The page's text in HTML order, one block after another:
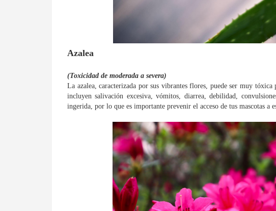
Azalea
(Toxicidad de moderada a severa)
La azalea, caracterizada por sus vibrantes flores, puede ser muy
incluyen salivación excesiva, vómitos, diarrea, debilidad,
ingerida, por lo que es importante prevenir el acceso de tus mascotas a